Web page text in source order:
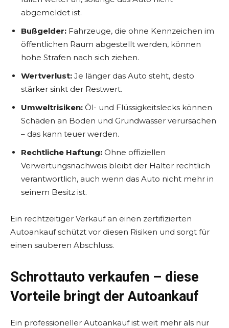
abgemeldet ist.
Bußgelder: Fahrzeuge, die ohne Kennzeichen im
öffentlichen Raum abgestellt werden, können
hohe Strafen nach sich ziehen.
Wertverlust: Je länger das Auto steht, desto
stärker sinkt der Restwert.
Umweltrisiken: Öl- und Flüssigkeitslecks können
Schäden an Boden und Grundwasser verursachen
– das kann teuer werden.
Rechtliche Haftung: Ohne offiziellen
Verwertungsnachweis bleibt der Halter rechtlich
verantwortlich, auch wenn das Auto nicht mehr in
seinem Besitz ist.
Ein rechtzeitiger Verkauf an einen zertifizierten
Autoankauf schützt vor diesen Risiken und sorgt für
einen sauberen Abschluss.
Schrottauto verkaufen – diese
Vorteile bringt der Autoankauf
Ein professioneller Autoankauf ist weit mehr als nur